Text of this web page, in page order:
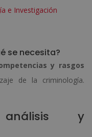
e Investigación
se necesita?
y rasgos
de la criminología.
y